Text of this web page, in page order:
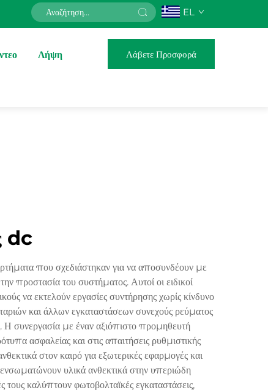
EL
Λήψη Λάβετε Προσφορά
dc
που σχεδιάστηκαν για να αποσυνδέουν με
προστασία του συστήματος. Αυτοί οι ειδικοί
να εκτελούν εργασίες συντήρησης χωρίς κίνδυνο
και άλλων εγκαταστάσεων συνεχούς ρεύματος
Η συνεργασία με έναν αξιόπιστο προμηθευτή
ασφαλείας και στις απαιτήσεις ρυθμιστικής
στον καιρό για εξωτερικές εφαρμογές και
υλικά ανθεκτικά στην υπεριώδη
τους καλύπτουν φωτοβολταϊκές εγκαταστάσεις,